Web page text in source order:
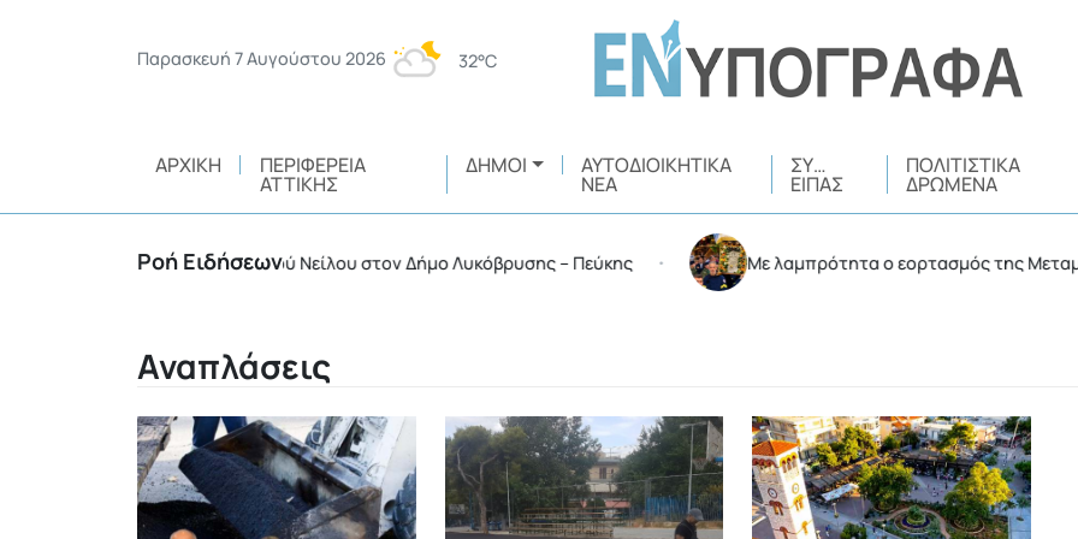
Παρασκευή 7 Αυγούστου 2026 32°C
ΑΡΧΙΚΉ ΠΕΡΙΦΈΡΕΙΑ
ΑΤΤΙΚΉΣ
ΔΉΜΟΙ ΑΥΤΟΔΙΟΙΚΗΤΙΚΆ
ΝΈΑ
ΣΥ…
ΕΊΠΑΣ
ΠΟΛΙΤΙΣΤΙΚΆ
ΔΡΏΜΕΝΑ
Ροή Ειδήσεων
τον ιό του Δυτικού Νείλου στον Δήμο Λυκόβρυσης – Πεύκης • Με λαμπρότητα ο εορτασμός της
Αναπλάσεις